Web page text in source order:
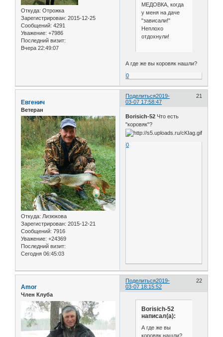
Откуда: Отрожка
Зарегистрирован: 2015-12-25
Сообщений: 4291
Уважение: +7986
Последний визит:
Вчера 22:49:07
МЕДОВКА, когда
у меня на даче
"зависали!"
Неплохо
отдохнули!
А где же вы коровяк нашли?
0
Поделиться 21
2019-
03-07 17:58:47
Евгенич
Ветеран
Откуда: Лизюкова
Зарегистрирован: 2015-12-21
Сообщений: 7916
Уважение: +24369
Последний визит:
Сегодня 06:45:03
Borisich-52 Что есть
"коровяк"?
0
Поделиться 22
2019-
03-07 18:15:52
Amor
Член Клуба
Borisich-52
написал(а):
А где же вы
коровяк нашли?